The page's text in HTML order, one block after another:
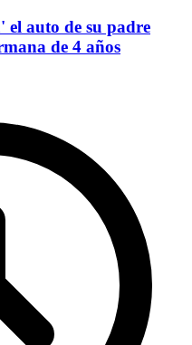
el auto de su padre
de 4 años